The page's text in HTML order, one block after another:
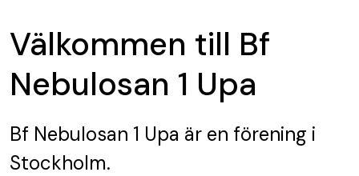
Välkommen till Bf
Nebulosan 1 Upa
Bf Nebulosan 1 Upa är en förening i
Stockholm.